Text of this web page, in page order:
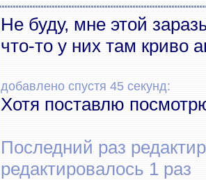
Не буду, мне этой
что-то у них там криво
добавлено спустя 45 секунд:
Хотя поставлю
Последний раз
редактировалось 1 раз